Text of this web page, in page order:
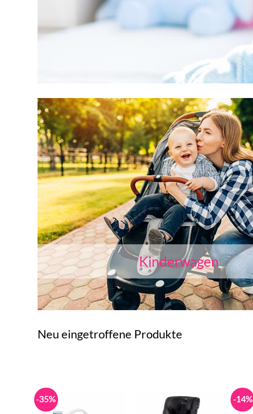
Kinderwagen
Neu eingetroffene Produkte
-35% -14%